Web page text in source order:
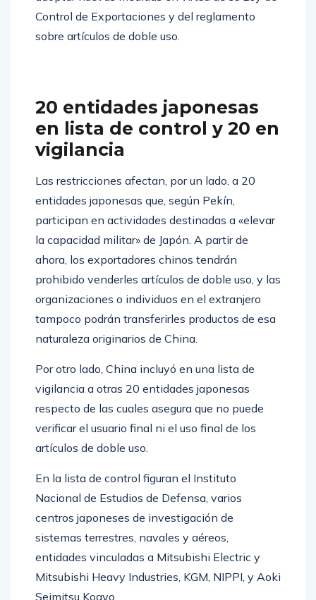
adoptar nuevas medidas en virtud de su Ley de
Control de Exportaciones y del reglamento
20 entidades japonesas
en lista de control y 20 en
vigilancia
Las restricciones afectan, por un lado, a 20
entidades japonesas que, según Pekín,
participan en actividades destinadas a «elevar
la capacidad militar» de Japón. A partir de
ahora, los exportadores chinos tendrán
prohibido venderles artículos de doble uso, y las
organizaciones o individuos en el extranjero
tampoco podrán transferirles productos de esa
Por otro lado, China incluyó en una lista de
vigilancia a otras 20 entidades japonesas
respecto de las cuales asegura que no puede
verificar el usuario final ni el uso final de los
En la lista de control figuran el Instituto
Nacional de Estudios de Defensa, varios
centros japoneses de investigación de
sistemas terrestres, navales y aéreos,
entidades vinculadas a Mitsubishi Electric y
Mitsubishi Heavy Industries, KGM, NIPPI, y Aoki